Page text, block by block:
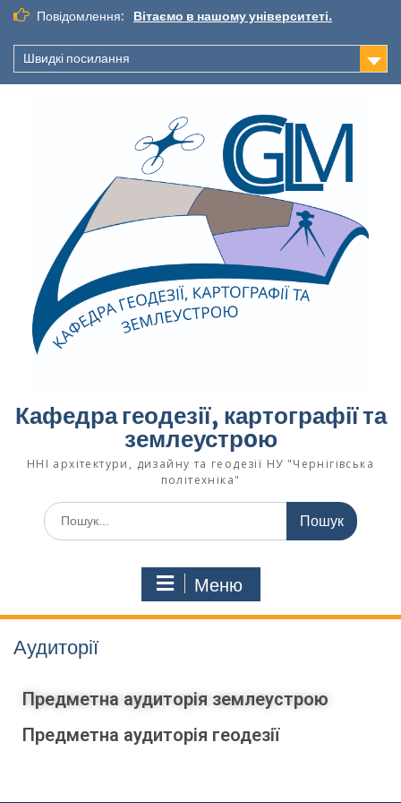
Повідомлення: Вітаємо в нашому університеті.
Швидкі посилання
Кафедра геодезії, картографії та
землеустрoю
ННІ архітектури, дизайну та геодезії НУ "Чернігівська
політехніка"
Меню
Аудиторії
Предметна аудиторія землеустрою
Предметна аудиторія геодезії